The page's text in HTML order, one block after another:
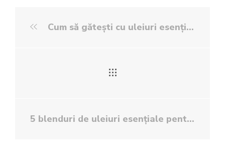
Cum să gătești cu uleiuri esențiale
5 blenduri de uleiuri esențiale pentru petreceri reușite